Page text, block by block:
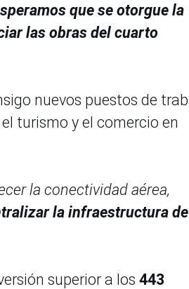
que se otorgue la
las obras del cuarto
nuevos puestos de
turismo y el comercio en
la conectividad aérea,
la infraestructura de
superior a los 443